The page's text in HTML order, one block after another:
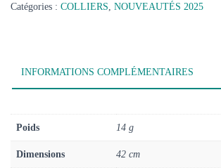
Catégories : COLLIERS NOUVEAUTÉS 2025
INFORMATIONS COMPLÉMENTAIRES
Poids 14 g
Dimensions 42 cm